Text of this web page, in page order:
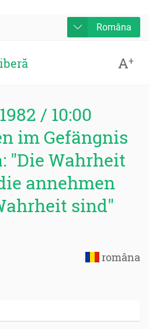
Româna
A+
/ 10:00
im Gefängnis
"Die Wahrheit
annehmen
sind"
româna